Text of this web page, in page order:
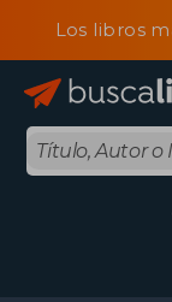
Los libros